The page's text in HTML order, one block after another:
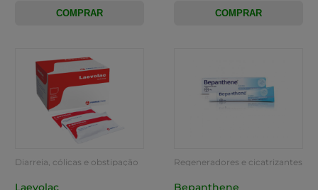
COMPRAR COMPRAR
Diarreia, cólicas e obstipação
Laevolac
Regeneradores e cicatrizantes
Bepanthene